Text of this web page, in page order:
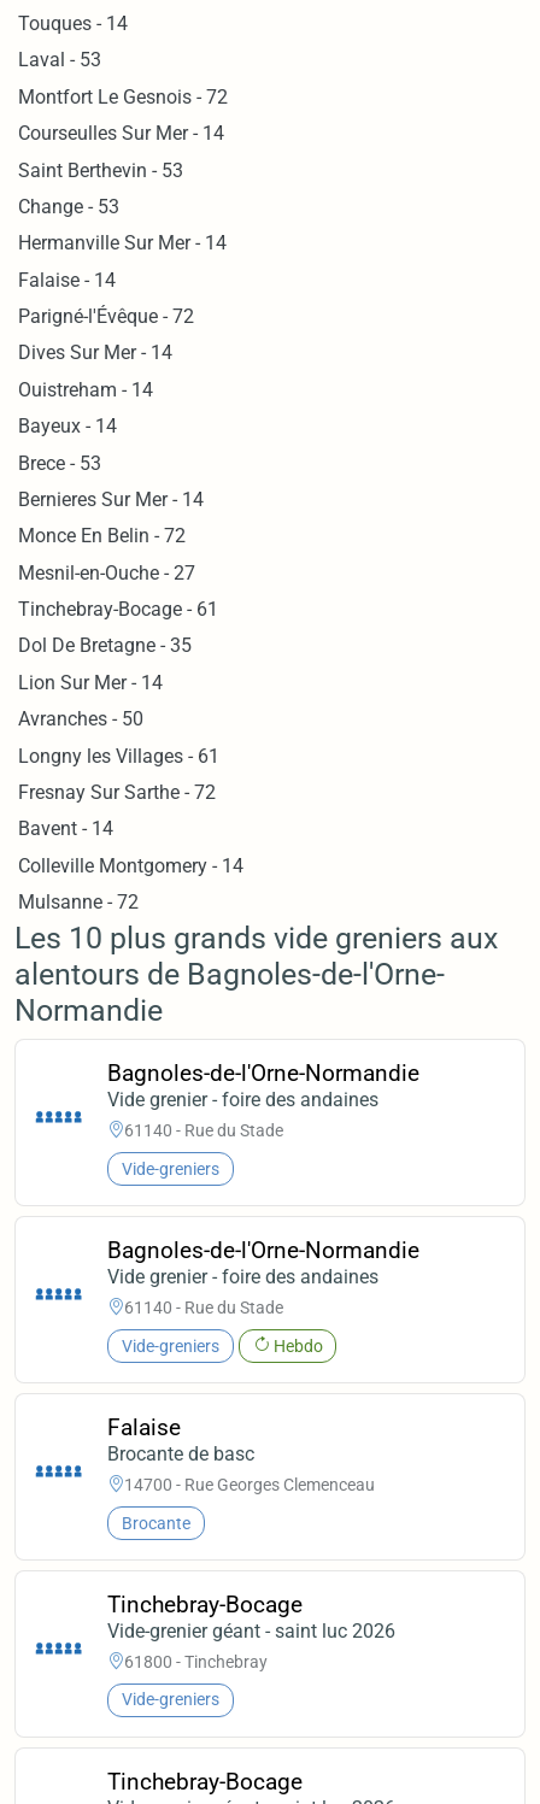
Touques - 14
Laval - 53
Montfort Le Gesnois - 72
Courseulles Sur Mer - 14
Saint Berthevin - 53
Change - 53
Hermanville Sur Mer - 14
Falaise - 14
Parigné-l'Évêque - 72
Dives Sur Mer - 14
Ouistreham - 14
Bayeux - 14
Brece - 53
Bernieres Sur Mer - 14
Monce En Belin - 72
Mesnil-en-Ouche - 27
Tinchebray-Bocage - 61
Dol De Bretagne - 35
Lion Sur Mer - 14
Avranches - 50
Longny les Villages - 61
Fresnay Sur Sarthe - 72
Bavent - 14
Colleville Montgomery - 14
Mulsanne - 72
Les 10 plus grands vide greniers aux
alentours de Bagnoles-de-l'Orne-
Normandie
Bagnoles-de-l'Orne-Normandie
Vide grenier - foire des andaines
61140 - Rue du Stade
Vide-greniers
Bagnoles-de-l'Orne-Normandie
Vide grenier - foire des andaines
61140 - Rue du Stade
Vide-greniers Hebdo
Falaise
Brocante de basc
14700 - Rue Georges Clemenceau
Brocante
Tinchebray-Bocage
Vide-grenier géant - saint luc 2026
61800 - Tinchebray
Vide-greniers
Tinchebray-Bocage